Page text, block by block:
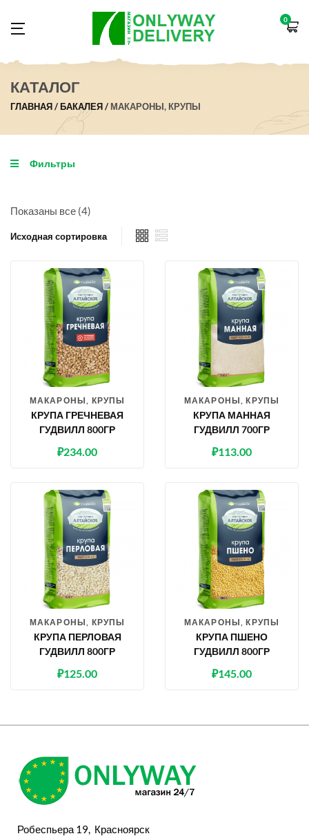
0
КАТАЛОГ
ГЛАВНАЯ БАКАЛЕЯ МАКАРОНЫ, КРУПЫ
Фильтры
Показаны все (4)
МАКАРОНЫ, КРУПЫ
КРУПА ГРЕЧНЕВАЯ
ГУДВИЛЛ 800ГР
₽234.00
МАКАРОНЫ, КРУПЫ
КРУПА МАННАЯ
ГУДВИЛЛ 700ГР
₽113.00
МАКАРОНЫ, КРУПЫ
КРУПА ПЕРЛОВАЯ
ГУДВИЛЛ 800ГР
₽125.00
МАКАРОНЫ, КРУПЫ
КРУПА ПШЕНО
ГУДВИЛЛ 800ГР
₽145.00
Робеспьера 19, Красноярск